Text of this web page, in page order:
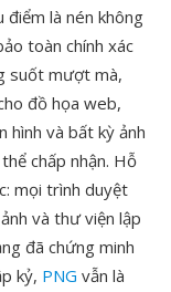
điểm là nén không
toàn chính xác
suốt mượt mà,
đồ họa web,
hình và bất kỳ ảnh
chấp nhận. Hỗ
mọi trình duyệt
và thư viện lập
đã chứng minh
kỷ, PNG vẫn là